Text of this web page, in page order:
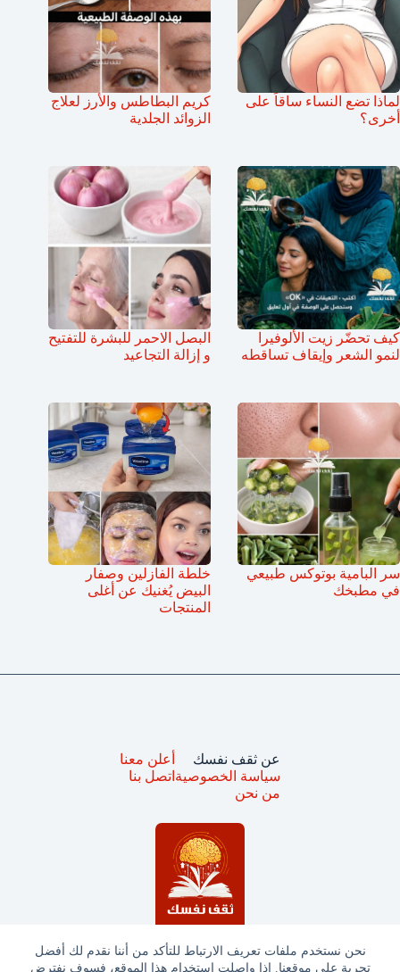
نحن نستخدم ملفات تعريف الارتباط للتأكد من أننا نقدم لك أفضل
تجربة على موقعنا. إذا واصلت استخدام هذا الموقع، فسوف نفترض
لماذا تضع النساء ساقاً على
أخرى؟
كريم البطاطس والأرز لعلاج
الزوائد الجلدية
كيف تحضّر زيت الألوفيرا
لنمو الشعر وإيقاف تساقطه
البصل الاحمر للبشرة للتفتيح
و إزالة التجاعيد
سر البامية بوتوكس طبيعي
في مطبخك
خلطة الفازلين وصفار
البيض يُغنيك عن أغلى
المنتجات
عن ثقف نفسك
سياسة الخصوصية
من نحن
أعلن معنا
اتصل بنا